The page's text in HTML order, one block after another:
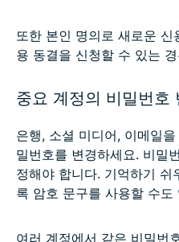
또한 본인 명의로 새로운
용 동결을 신청할 수 있는
중요 계정의 비밀번호
은행, 소셜 미디어, 이메일
밀번호를 변경하세요. 비밀
정해야 합니다. 기억하기
록 암호 문구를 사용할 수도
여러 계정에서 같은 비밀번